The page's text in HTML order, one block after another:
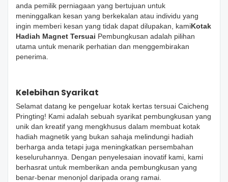
anda pemilik perniagaan yang bertujuan untuk
meninggalkan kesan yang berkekalan atau individu yang
ingin memberi kesan yang tidak dapat dilupakan, kamiKotak
Hadiah Magnet Tersuai Pembungkusan adalah pilihan
utama untuk menarik perhatian dan menggembirakan
penerima.
Kelebihan Syarikat
Selamat datang ke pengeluar kotak kertas tersuai Caicheng
Pringting! Kami adalah sebuah syarikat pembungkusan yang
unik dan kreatif yang mengkhusus dalam membuat kotak
hadiah magnetik yang bukan sahaja melindungi hadiah
berharga anda tetapi juga meningkatkan persembahan
keseluruhannya. Dengan penyelesaian inovatif kami, kami
berhasrat untuk memberikan anda pembungkusan yang
benar-benar menonjol daripada orang ramai.